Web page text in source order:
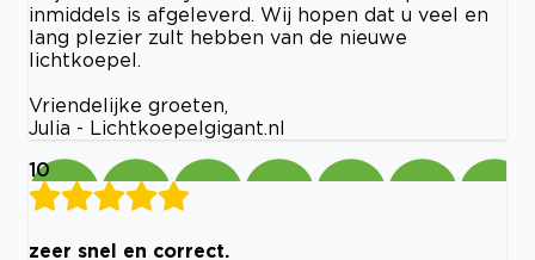
inmiddels is afgeleverd. Wij hopen dat u veel en
lang plezier zult hebben van de nieuwe
lichtkoepel.
Vriendelijke groeten,
Julia - Lichtkoepelgigant.nl
10
zeer snel en correct.